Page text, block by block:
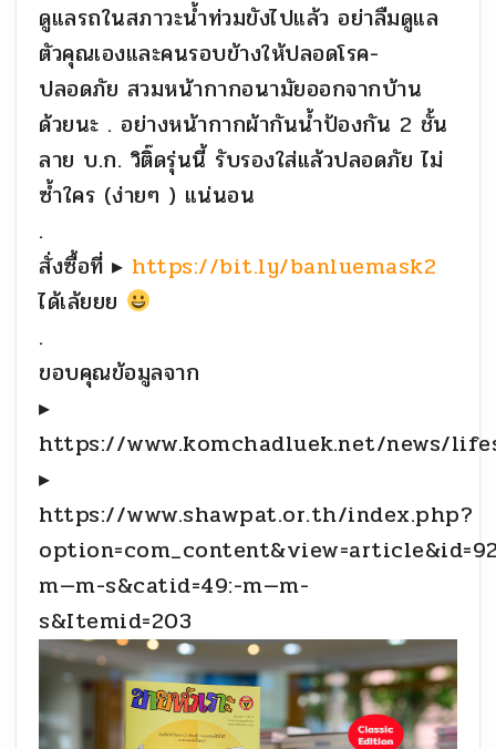
ดูแลรถในสภาวะน้ำท่วมขังไปแล้ว อย่าลืมดูแล
ตัวคุณเองและคนรอบข้างให้ปลอดโรค-
ปลอดภัย สวมหน้ากากอนามัยออกจากบ้าน
ด้วยนะ . อย่างหน้ากากผ้ากันน้ำป้องกัน 2 ชั้น
ลาย บ.ก. วิติ๊ดรุ่นนี้ รับรองใส่แล้วปลอดภัย ไม่
ซ้ำใคร (ง่ายๆ ) แน่นอน
.
สั่งซื้อที่ ▸ https://bit.ly/banluemask2
ได้เล้ยยย
.
ขอบคุณข้อมูลจาก
▸
https://www.komchadluek.net/news/
▸
https://www.shawpat.or.th/index.php?
m—m-s&catid=49:-m—m-
s&Itemid=203